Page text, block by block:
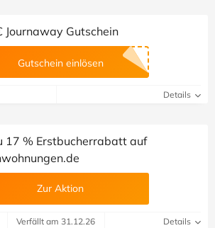
Journaway Gutschein
Gutschein einlösen
Details
17 % Erstbucherrabatt auf
Zur Aktion
Verfällt am 31.12.26 Details